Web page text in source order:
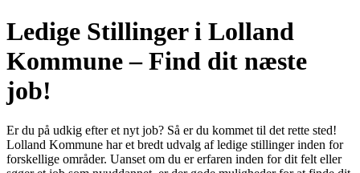
Ledige Stillinger i Lolland
Kommune – Find dit næste
job!
Er du på udkig efter et nyt job? Så er du kommet til det rette sted!
Lolland Kommune har et bredt udvalg af ledige stillinger inden for
forskellige områder. Uanset om du er erfaren inden for dit felt eller